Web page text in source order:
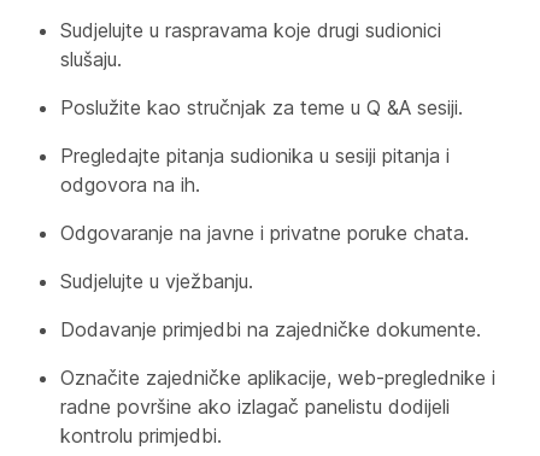
Sudjelujte u raspravama koje drugi sudionici
slušaju.
Poslužite kao stručnjak za teme u Q &A sesiji.
Pregledajte pitanja sudionika u sesiji pitanja i
odgovora na ih.
Odgovaranje na javne i privatne poruke chata.
Sudjelujte u vježbanju.
Dodavanje primjedbi na zajedničke dokumente.
Označite zajedničke aplikacije, web-preglednike i
radne površine ako izlagač panelistu dodijeli
kontrolu primjedbi.